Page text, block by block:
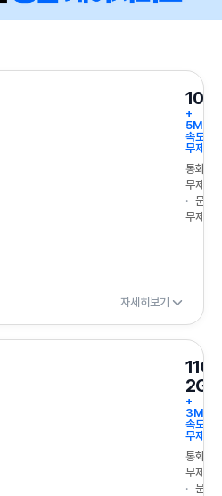
+
속도
무제한
통화
무제한
문자
무제한
자세히보기
2GB
+
속도
무제한
통화
무제한
문자